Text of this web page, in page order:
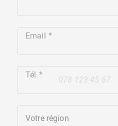
Email
+41
Tél
Votre région